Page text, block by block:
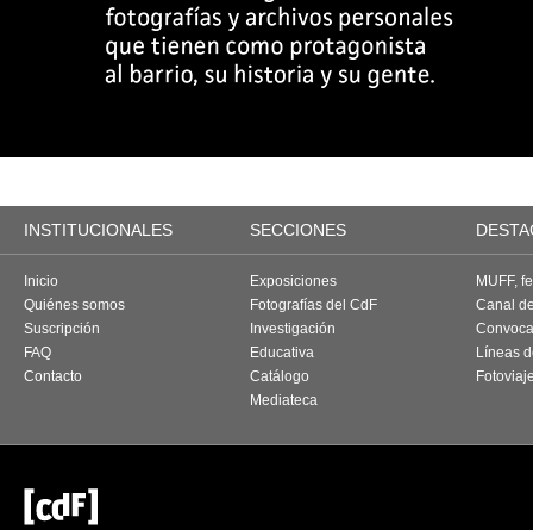
INSTITUCIONALES SECCIONES
Inicio
Quiénes somos
Suscripción
FAQ
Contacto
Exposiciones
Fotografías del CdF
Investigación
Educativa
Catálogo
Mediateca
MUFF,
Canal
Líneas